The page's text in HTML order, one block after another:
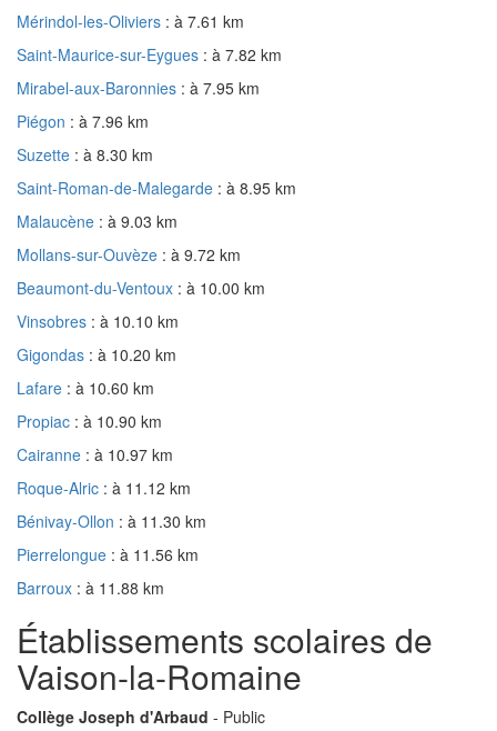
Mérindol-les-Oliviers : à 7.61 km
Saint-Maurice-sur-Eygues : à 7.82 km
Mirabel-aux-Baronnies : à 7.95 km
Piégon : à 7.96 km
Suzette : à 8.30 km
Saint-Roman-de-Malegarde : à 8.95 km
Malaucène : à 9.03 km
Mollans-sur-Ouvèze : à 9.72 km
Beaumont-du-Ventoux : à 10.00 km
Vinsobres : à 10.10 km
Gigondas : à 10.20 km
Lafare : à 10.60 km
Propiac : à 10.90 km
Cairanne : à 10.97 km
Roque-Alric : à 11.12 km
Bénivay-Ollon : à 11.30 km
Pierrelongue : à 11.56 km
Barroux : à 11.88 km
Établissements scolaires de
Vaison-la-Romaine
Collège Joseph d'Arbaud - Public